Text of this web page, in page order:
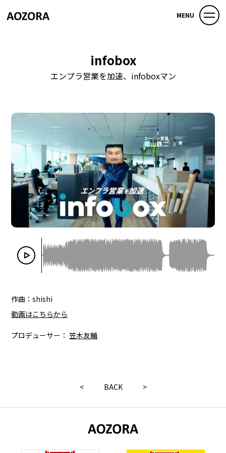
MENU
infobox
エンプラ営業を加速、infoboxマン
作曲：shishi
動画はこちらから
プロデューサー：笠木友輔
< BACK >